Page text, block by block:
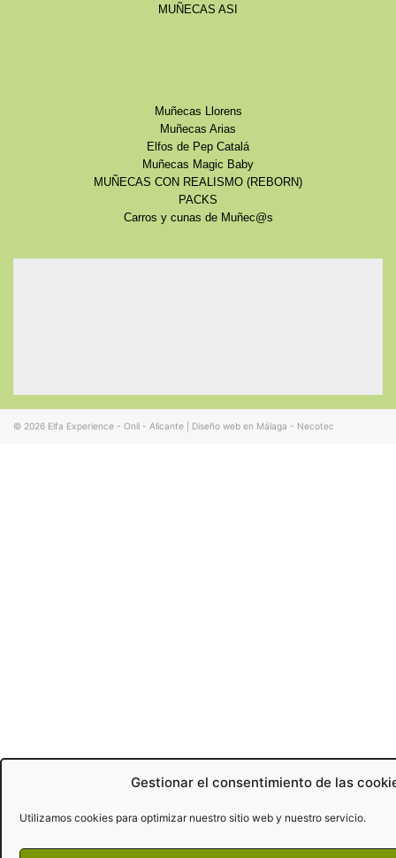
Gestionar el consentimiento de las
Utilizamos cookies para optimizar nuestro sitio web y nuestro servicio.
MUÑECAS ASI
Muñecas Llorens
Muñecas Arias
Elfos de Pep Catalá
Muñecas Magic Baby
MUÑECAS CON REALISMO (REBORN)
PACKS
Carros y cunas de Muñec@s
© 2026 Elfa Experience - Onil - Alicante Diseño web en Málaga - Necotec